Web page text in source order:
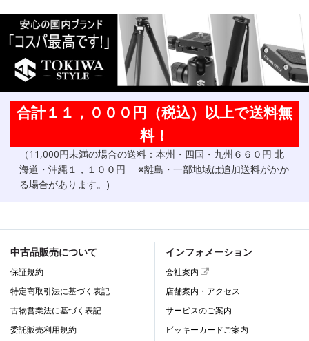
合計１１，０００円（税込）以上で送料無
料！
（11,000円未満の場合の送料：本州・四国・九州６６０円 北
海道・沖縄１，１００円 ※離島・一部地域は追加送料がかか
る場合があります。)
中古品販売について
保証規約
特定商取引法に基づく表記
古物営業法に基づく表記
委託販売利用規約
インフォメーション
会社案内
店舗案内・アクセス
サービスのご案内
ビッキーカードご案内